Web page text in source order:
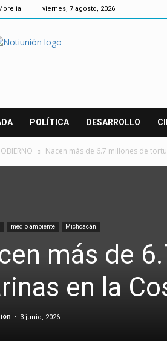
viernes, 7 agosto, 2026
POLÍTICA DESARROLLO
Nacen más de 6.7 millones de
medio ambiente Michoacán
más de
en la
- 3 junio, 2026